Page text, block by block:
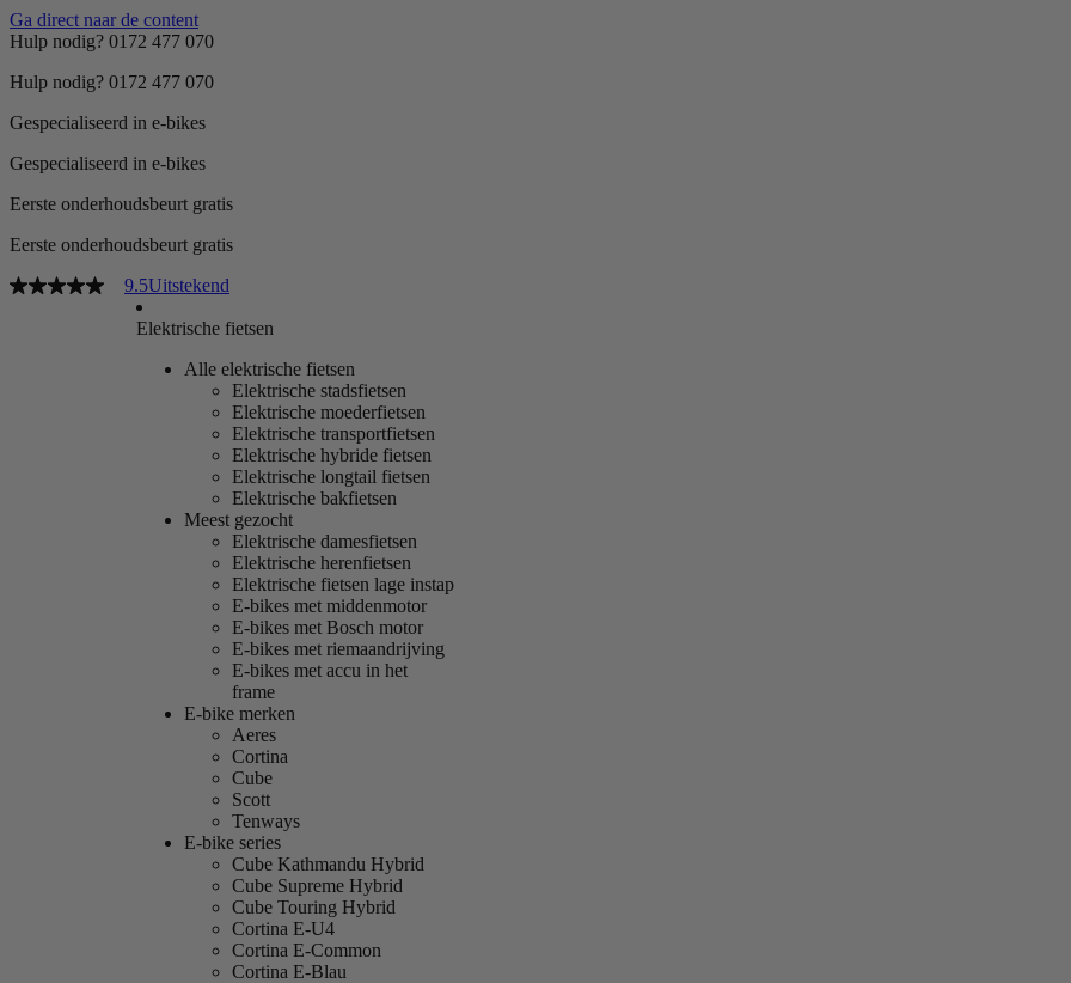
Ga direct naar de content
Hulp nodig? 0172 477 070
Hulp nodig? 0172 477 070
Gespecialiseerd in e-bikes
Gespecialiseerd in e-bikes
Eerste onderhoudsbeurt gratis
Eerste onderhoudsbeurt gratis
9.5Uitstekend
Elektrische fietsen
Alle elektrische fietsen
Elektrische stadsfietsen
Elektrische moederfietsen
Elektrische transportfietsen
Elektrische hybride fietsen
Elektrische longtail fietsen
Elektrische bakfietsen
Meest gezocht
Elektrische damesfietsen
Elektrische herenfietsen
Elektrische fietsen lage instap
E-bikes met middenmotor
E-bikes met Bosch motor
E-bikes met riemaandrijving
E-bikes met accu in het
frame
E-bike merken
Aeres
Cortina
Cube
Scott
Tenways
E-bike series
Cube Kathmandu Hybrid
Cube Supreme Hybrid
Cube Touring Hybrid
Cortina E-U4
Cortina E-Common
Cortina E-Blau